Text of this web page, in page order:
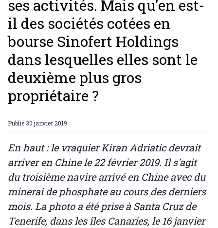
ses activités. Mais qu'en est-
il des sociétés cotées en
bourse Sinofert Holdings
dans lesquelles elles sont le
deuxième plus gros
propriétaire ?
Publié 30 janvier 2019
En haut : le vraquier Kiran Adriatic devrait
arriver en Chine le 22 février 2019. Il s'agit
du troisième navire arrivé en Chine avec du
minerai de phosphate au cours des derniers
mois. La photo a été prise à Santa Cruz de
Tenerife, dans les îles Canaries, le 16 janvier